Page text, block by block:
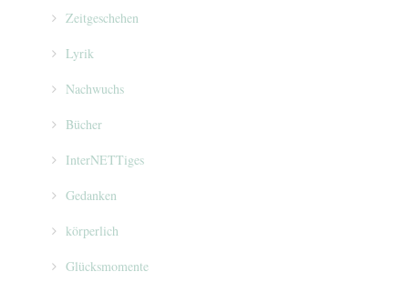
Zeitgeschehen
Lyrik
Nachwuchs
Bücher
InterNETTiges
Gedanken
körperlich
Glücksmomente